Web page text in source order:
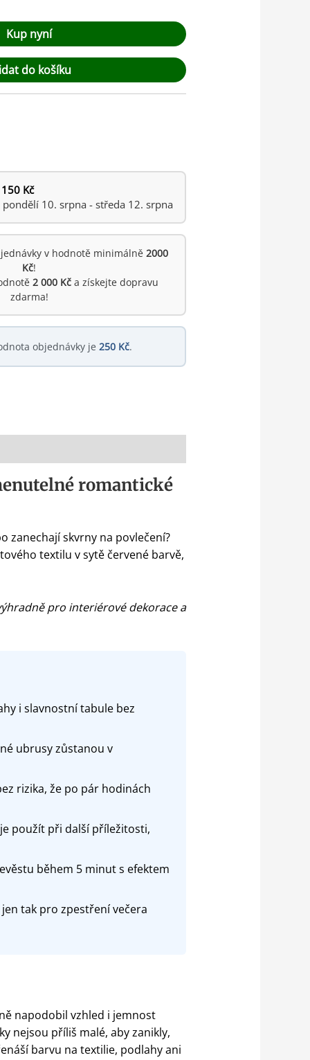
Kup nyní
do košíku
Kč
10. srpna - středa 12. srpna
v hodnotě minimálně 2000
Kč!
2 000 Kča získejte dopravu
zdarma!
objednávky je250 Kč.
romantické
zanechají skvrny na povlečení?
textilu v sytě červené barvě,
pro interiérové dekorace a
i slavnostní tabule bez
ubrusy zůstanou v
rizika, že po pár hodinách
použít při další příležitosti,
během 5 minut s efektem
tak pro zpestření večera
napodobil vzhled i jemnost
nejsou příliš malé, aby zanikly,
barvu na textilie, podlahy ani